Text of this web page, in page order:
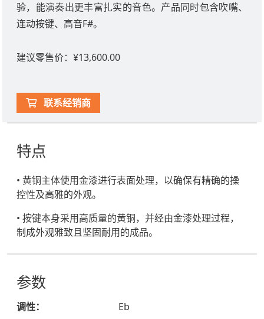
验，能演奏出更丰富扎实的音色。产品同时包含吹嘴、
连动按键、高音F#。
建议零售价：¥13,600.00
联系经销商
特点
• 黄铜主体使用金漆进行表面处理，以确保有精确的操
控性及高雅的外观。
• 按键本身采用高质量的黄铜，并经由金漆处理过程，
制成外观雅致且坚固耐用的成品。
参数
调性：
Eb